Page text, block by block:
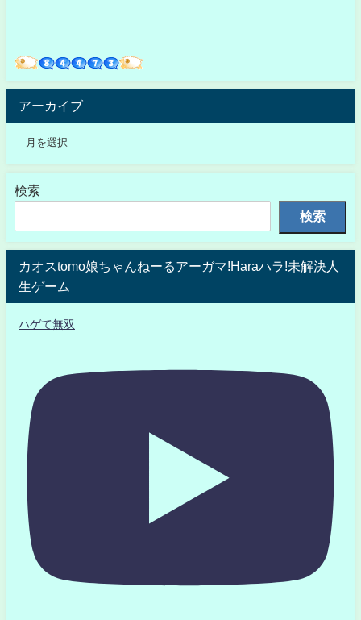
アーカイブ
検索
検索
カオスtomo娘ちゃんねーるアーガマ!Haraハラ!未解決人
生ゲーム
ハゲて無双